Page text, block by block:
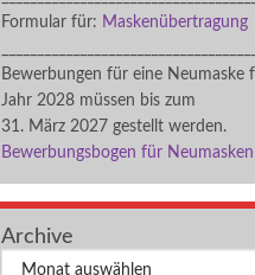
Formular für: Maskenübertragung
Bewerbungen für eine Neumaske
Jahr 2028 müssen bis zum
31. März 2027 gestellt werden.
Bewerbungsbogen für Neumasken
Archive
Archiv